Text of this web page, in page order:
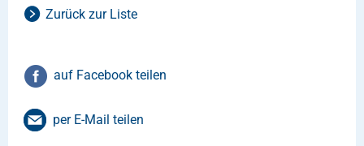
Zurück zur Liste
auf Facebook teilen
per E-Mail teilen